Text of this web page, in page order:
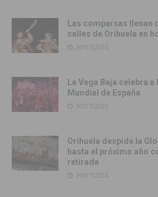
Las comparsas llenan
calles de Orihuela en
20/07/2026
La Vega Baja celebra
Mundial de España
20/07/2026
Orihuela despide la
hasta el próximo año
retirada
19/07/2026